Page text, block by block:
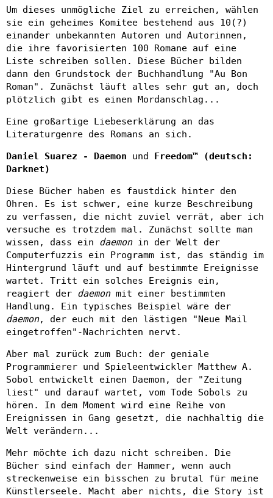
Um dieses unmögliche Ziel zu erreichen, wählen
sie ein geheimes Komitee bestehend aus 10(?)
einander unbekannten Autoren und Autorinnen,
die ihre favorisierten 100 Romane auf eine
Liste schreiben sollen. Diese Bücher bilden
dann den Grundstock der Buchhandlung "Au Bon
Roman". Zunächst läuft alles sehr gut an, doch
plötzlich gibt es einen Mordanschlag...
Eine großartige Liebeserklärung an das
Literaturgenre des Romans an sich.
Daniel Suarez - Daemon und
Freedom™ (deutsch:
Darknet)
Diese Bücher haben es faustdick hinter den
Ohren. Es ist schwer, eine kurze Beschreibung
zu verfassen, die nicht zuviel verrät, aber ich
versuche es trotzdem mal. Zunächst sollte man
wissen, dass ein daemonin der Welt der
Computerfuzzis ein Programm ist, das ständig im
Hintergrund läuft und auf bestimmte Ereignisse
wartet. Tritt ein solches Ereignis ein,
reagiert der daemonmit einer bestimmten
Handlung. Ein typisches Beispiel wäre der
daemon, der euch mit den lästigen "Neue Mail
eingetroffen"-Nachrichten nervt.
Aber mal zurück zum Buch: der geniale
Programmierer und Spieleentwickler Matthew A.
Sobol entwickelt einen Daemon, der "Zeitung
liest" und darauf wartet, vom Tode Sobols zu
hören. In dem Moment wird eine Reihe von
Ereignissen in Gang gesetzt, die nachhaltig die
Welt verändern...
Mehr möchte ich dazu nicht schreiben. Die
Bücher sind einfach der Hammer, wenn auch
streckenweise ein bisschen zu brutal für meine
Künstlerseele. Macht aber nichts, die Story ist